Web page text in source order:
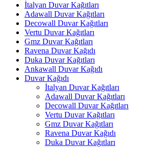
İtalyan Duvar Kağıtları
Adawall Duvar Kağıtları
Decowall Duvar Kağıtları
Vertu Duvar Kağıtları
Gmz Duvar Kağıtları
Ravena Duvar Kağıdı
Duka Duvar Kağıtları
Ankawall Duvar Kağıdı
Duvar Kağıdı
İtalyan Duvar Kağıtları
Adawall Duvar Kağıtları
Decowall Duvar Kağıtları
Vertu Duvar Kağıtları
Gmz Duvar Kağıtları
Ravena Duvar Kağıdı
Duka Duvar Kağıtları